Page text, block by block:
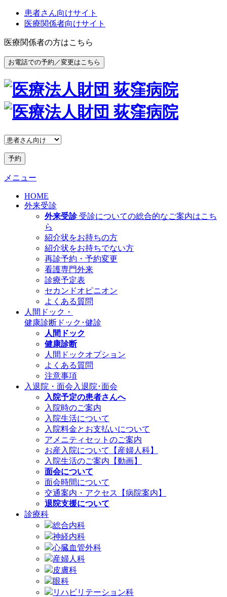
患者さん向けサイト
医療関係者向けサイト
医療関係者の方はこちら
お電話での予約／変更はこちら
予約
メニュー
HOME
外来受診
外来受診 受診についての総合的なご案内はこち
ら
紹介状をお持ちの方
紹介状をお持ちでない方
再診予約・予約変更
看護専門外来
診療予定表
セカンドオピニオン
よくある質問
人間ドック・
健康診断 ドック･健診
人間ドック
健康診断
人間ドックオプション
よくある質問
注意事項
入退院・面会 入退院･面会
入院予定の患者さんへ
入院時のご案内
入院生活について
入院料金とお支払いについて
アメニティセットのご案内
お産入院について【産婦人科】
入院生活のご案内【動画】
面会について
面会時間について
交通案内・アクセス【病院案内】
退院支援について
診療科
総合内科
神経内科
心臓血管外科
産婦人科
皮膚科
眼科
リハビリテーション科